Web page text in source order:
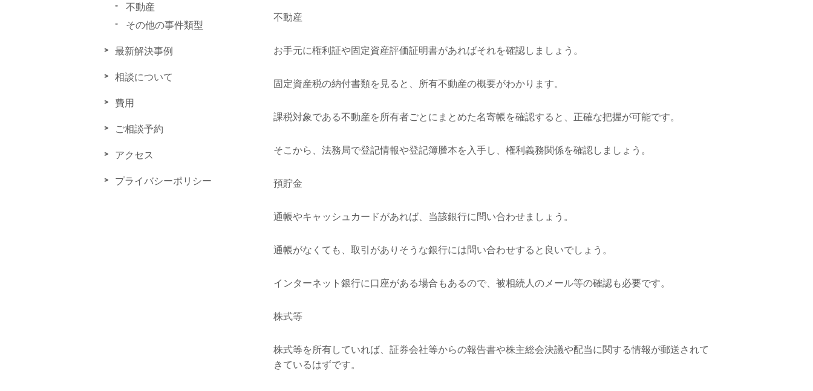
不動産
お手元に権利証や固定資産評価証明書があればそれを確認しましょう。
固定資産税の納付書類を見ると、所有不動産の概要がわかります。
課税対象である不動産を所有者ごとにまとめた名寄帳を確認すると、正確な把握が可能です。
そこから、法務局で登記情報や登記簿謄本を入手し、権利義務関係を確認しましょう。
預貯金
通帳やキャッシュカードがあれば、当該銀行に問い合わせましょう。
通帳がなくても、取引がありそうな銀行には問い合わせすると良いでしょう。
インターネット銀行に口座がある場合もあるので、被相続人のメール等の確認も必要です。
株式等
株式等を所有していれば、証券会社等からの報告書や株主総会決議や配当に関する情報が郵送されて
きているはずです。
不動産
その他の事件類型
最新解決事例
相談について
費用
ご相談予約
アクセス
プライバシーポリシー